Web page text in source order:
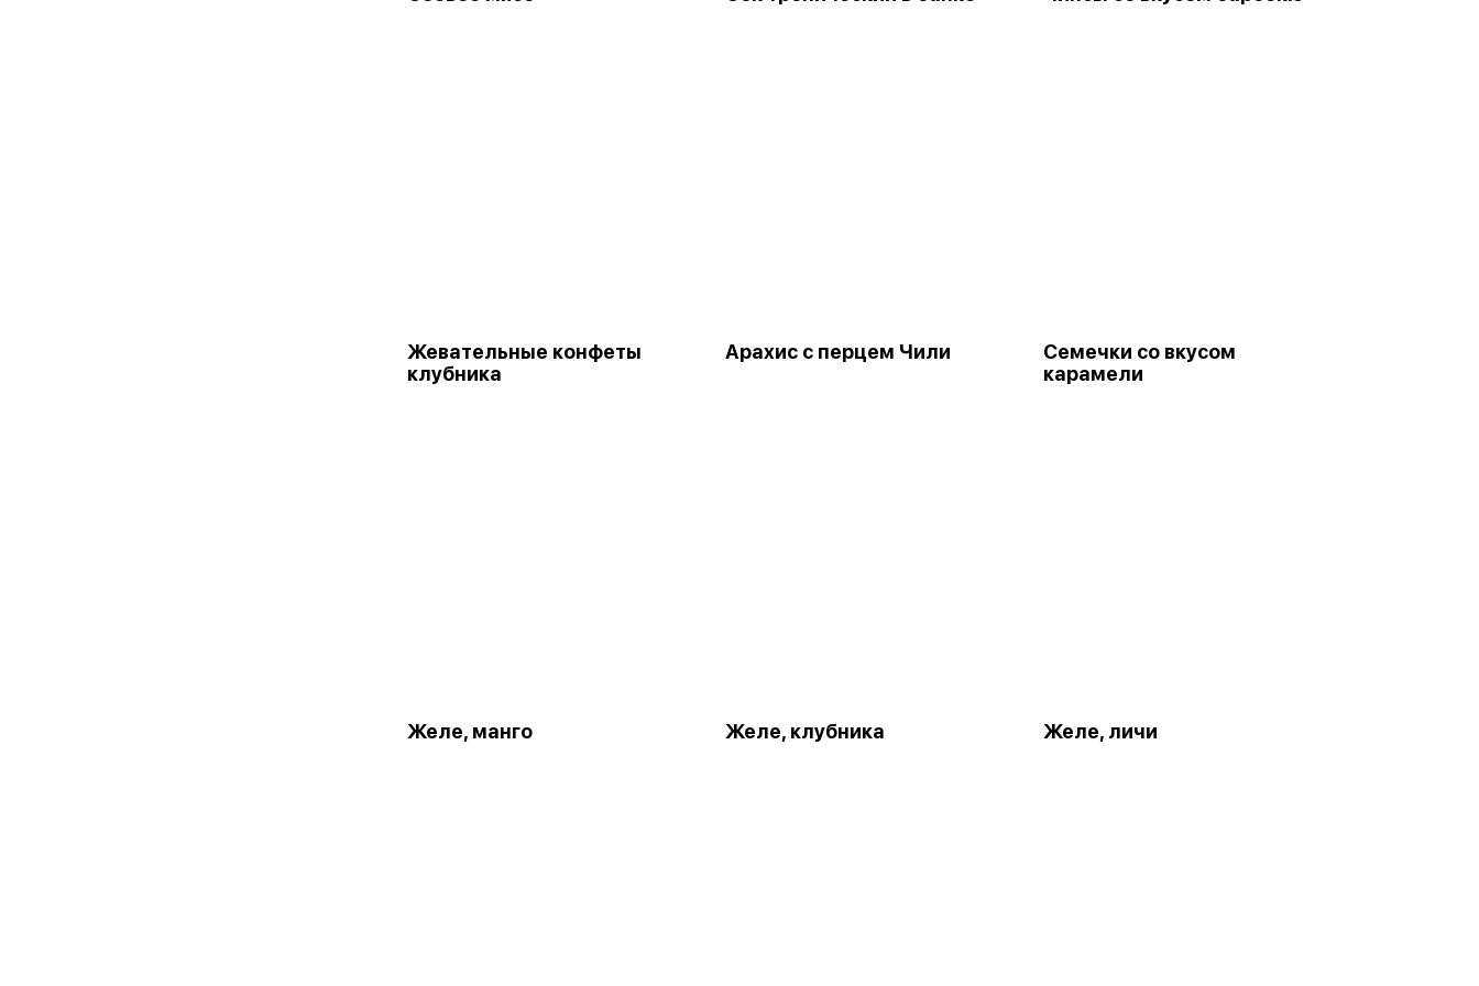
Жевательные конфеты
клубника
Арахис с перцем Чили
Семечки со вкусом
карамели
Желе, манго Желе, клубника Желе, личи